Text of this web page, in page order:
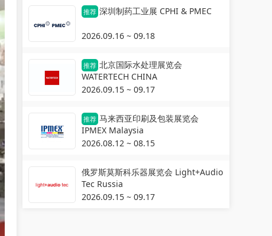
推荐 深圳制药工业展 CPHI & PMEC
2026.09.16 ~ 09.18
推荐 北京国际水处理展览会
WATERTECH CHINA
2026.09.15 ~ 09.17
推荐 马来西亚印刷及包装展览会
IPMEX Malaysia
2026.08.12 ~ 08.15
俄罗斯莫斯科乐器展览会 Light+Audio
Tec Russia
2026.09.15 ~ 09.17